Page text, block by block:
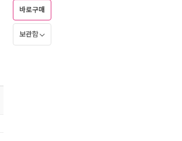
바로구매
보관함